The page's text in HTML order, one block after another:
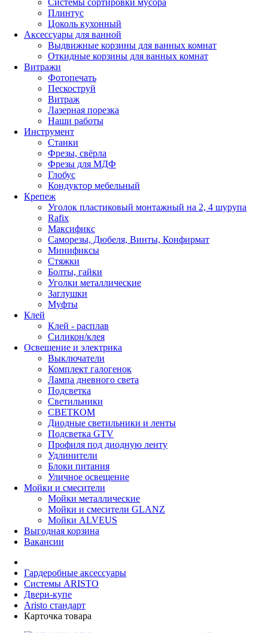
Плинтус
Цоколь кухонный
Аксессуары для ванной
Выдвижные корзины для ванных комнат
Откидные корзины для ванных комнат
Витражи
Фотопечать
Пескоструй
Витраж
Лазерная порезка
Наши работы
Инструмент
Станки
Фрезы, свёрла
Фрезы для МДФ
Глобус
Кондуктор мебельный
Крепеж
Уголок пластиковый монтажный на 2, 4 шурупа
Rafix
Максификс
Саморезы, Дюбеля, Винты, Конфирмат
Минификсы
Стяжки
Болты, гайки
Уголки металлические
Заглушки
Муфты
Клей
Клей - расплав
Силикон/клея
Освещение и электрика
Выключатели
Комплект галогенок
Лампа дневного света
Подсветка
Светильники
СВЕТКОМ
Диодные светильники и ленты
Подсветка GTV
Профиля под диодную ленту
Удлинители
Блоки питания
Уличное освещение
Мойки и смесители
Мойки металлические
Мойки и смесители GLANZ
Мойки ALVEUS
Выгодная корзина
Вакансии
Гардеробные аксессуары
Системы ARISTO
Двери-купе
Aristo стандарт
Карточка товара